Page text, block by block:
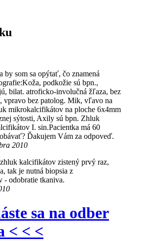
by som sa opýtať, čo znamená
podkožie sú bpn.,
bilat. atroficko-involučná žľaza, bez
vpravo bez patolog. Mik, vľavo na
mikrokalcifikátov na ploche 6x4mm
sýtosti, Axily sú bpn. Zhluk
I. sin.Pacientka má 60
Ďakujem Vám za odpoveď.
2010
kalcifikátov zistený prvý raz,
tak je nutná biopsia z
- odobratie tkaniva.
sa na odber
< < <